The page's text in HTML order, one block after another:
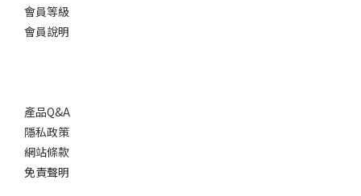
會員等級
會員說明
產品Q&A
隱私政策
網站條款
免責聲明